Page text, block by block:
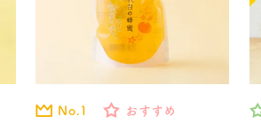
No.1 おすすめ